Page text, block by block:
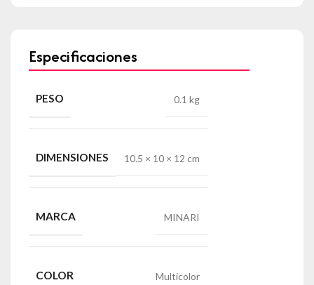
Especificaciones
PESO 0.1 kg
DIMENSIONES 10.5 × 10 × 12 cm
MARCA MINARI
COLOR Multicolor